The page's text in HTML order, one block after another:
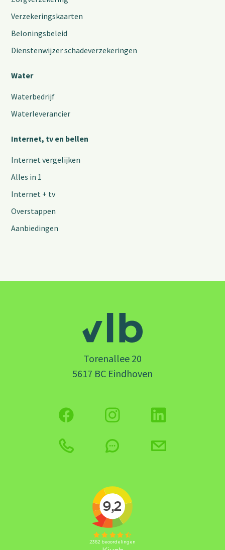
Verzekeringskaarten
Beloningsbeleid
Dienstenwijzer schadeverzekeringen
Water
Waterbedrijf
Waterleverancier
Internet, tv en bellen
Internet vergelijken
Alles in 1
Internet + tv
Overstappen
Aanbiedingen
Torenallee 20
5617 BC Eindhoven